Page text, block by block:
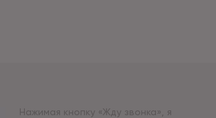
Нажимая кнопку «Жду звонка», я